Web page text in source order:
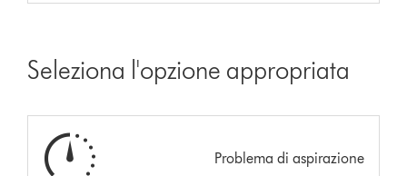
Seleziona l'opzione appropriata
Problema di aspirazione